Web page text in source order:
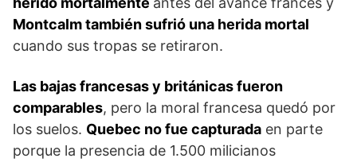
Montcalm también sufrió una herida mortal
cuando sus tropas se retiraron.
Las bajas francesas y británicas fueron
compara­bles, pero la moral francesa quedó por
los suelos. Quebec no fue capturada en parte
porque la pre­sencia de 1.500 milicianos